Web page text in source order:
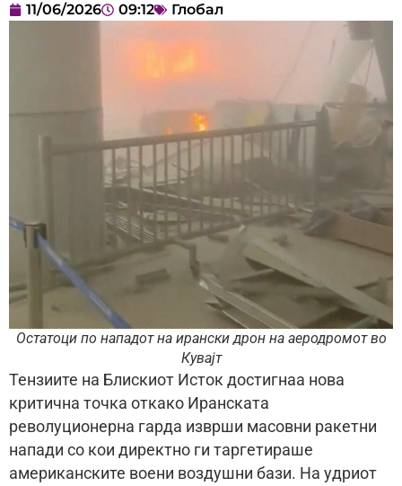
11/06/2026 09:12 Глобал
Остатоци по нападот на ирански дрон на аеродромот во
Кувајт
Тензиите на Блискиот Исток достигнаа нова
критична точка откако Иранската
револуционерна гарда изврши масовни ракетни
напади со кои директно ги таргетираше
американските воени воздушни бази. На удриот